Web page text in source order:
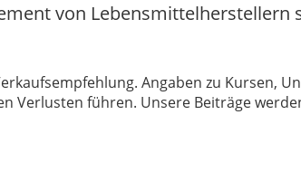
von Lebensmittelherstellern
Angaben zu Kursen,
Verlusten führen. Unsere Beiträge